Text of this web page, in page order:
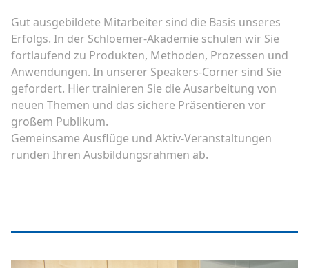
Gut ausgebildete Mitarbeiter sind die Basis unseres
Erfolgs. In der Schloemer-Akademie schulen wir Sie
fortlaufend zu Produkten, Methoden, Prozessen und
Anwendungen. In unserer Speakers-Corner sind Sie
gefordert. Hier trainieren Sie die Ausarbeitung von
neuen Themen und das sichere Präsentieren vor
großem Publikum.
Gemeinsame Ausflüge und Aktiv-Veranstaltungen
runden Ihren Ausbildungsrahmen ab.